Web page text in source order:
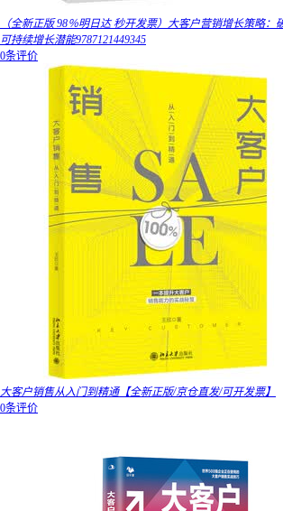
（全新正版 98％明日达 秒开发票）大客户营销增长策略：
可持续增长潜能9787121449345
0条评价
大客户销售从入门到精通【全新正版/京仓直发/可开发票】
0条评价